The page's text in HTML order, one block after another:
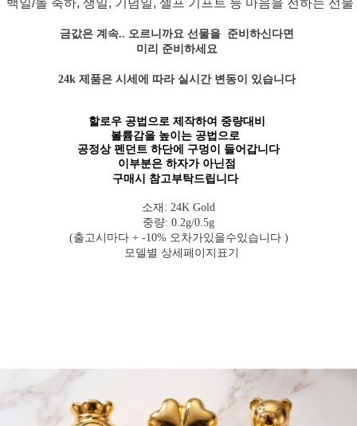
금값은 계속.. 오르니까요 선물을 준비하신다면
미리 준비하세요
24k 제품은 시세에 따라 실시간 변동이 있습니다
할로우 공법으로 제작하여 중량대비
볼륨감을 높이는 공법으로
공정상 펜던트 하단에 구멍이 들어갑니다
이부분은 하자가 아닌점
구매시 참고부탁드립니다
소재: 24K Gold
중량: 0.2g/0.5g
(출고시마다 + -10% 오차가있을수있습니다 )
모델별 상세페이지표기